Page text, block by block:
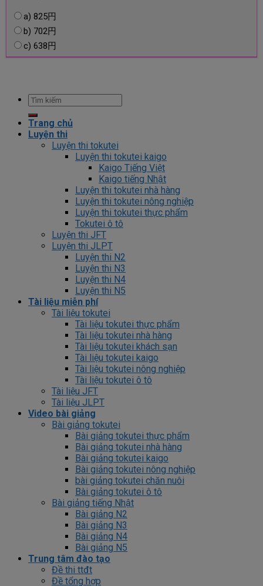
a) 825円
b) 702円
c) 638円
Trang chủ
Luyện thi
Luyện thi tokutei
Luyện thi tokutei kaigo
Kaigo Tiếng Việt
Kaigo tiếng Nhật
Luyện thi tokutei nhà hàng
Luyện thi tokutei nông nghiệp
Luyện thi tokutei thực phẩm
Tokutei ô tô
Luyện thi JFT
Luyện thi JLPT
Luyện thi N2
Luyện thi N3
Luyện thi N4
Luyện thi N5
Tài liệu miễn phí
Tài liệu tokutei
Tài liệu tokutei thực phẩm
Tài liệu tokutei nhà hàng
Tài liệu tokutei khách sạn
Tài liệu tokutei kaigo
Tài liệu tokutei nông nghiệp
Tài liệu tokutei ô tô
Tài liệu JFT
Tài liệu JLPT
Video bài giảng
Bài giảng tokutei
Bài giảng tokutei thực phẩm
Bài giảng tokutei nhà hàng
Bài giảng tokutei kaigo
Bài giảng tokutei nông nghiệp
bài giảng tokutei chăn nuôi
Bài giảng tokutei ô tô
Bài giảng tiếng Nhật
Bài giảng N2
Bài giảng N3
Bài giảng N4
Bài giảng N5
Trung tâm đào tạo
Đề thi ttđt
Đề tổng hợp